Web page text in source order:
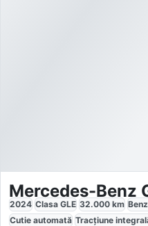
Mercedes-Benz
2024 Clasa GLE 32.000 km
Cutie automată Tracțiune